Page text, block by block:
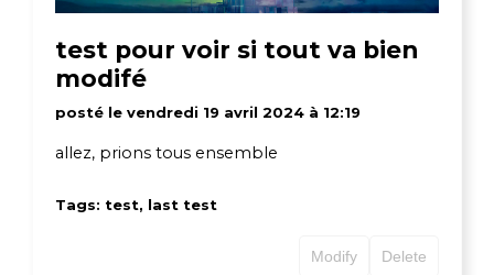
test pour voir si tout va bien
modifé
posté le vendredi 19 avril 2024 à 12:19
allez, prions tous ensemble
Tags: test, last test
Modify Delete